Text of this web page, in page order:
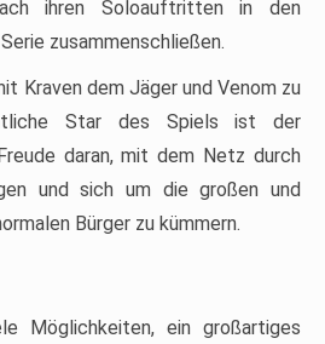
ihren Soloauftritten in den
zusammenschließen.
Kraven dem Jäger und Venom zu
Star des Spiels ist der
daran, mit dem Netz durch
und sich um die großen und
Bürger zu kümmern.
Möglichkeiten, ein großartiges